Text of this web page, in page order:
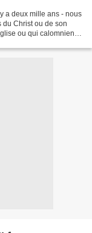
a deux mille ans - nous
du Christ ou de son
ou qui calomnient